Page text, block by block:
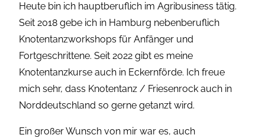
Heute bin ich hauptberuflich im Agribusiness tätig.
Seit 2018 gebe ich in Hamburg nebenberuflich
Knotentanzworkshops für Anfänger und
Fortgeschrittene. Seit 2022 gibt es meine
Knotentanzkurse auch in Eckernförde. Ich freue
mich sehr, dass Knotentanz / Friesenrock auch in
Norddeutschland so gerne getanzt wird.
Ein großer Wunsch von mir war es, auch